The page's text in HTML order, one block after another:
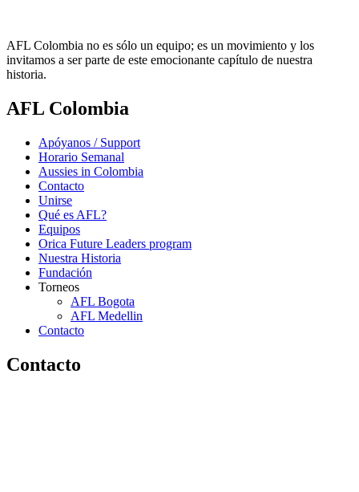
AFL Colombia no es sólo un equipo; es un movimiento y los
invitamos a ser parte de este emocionante capítulo de nuestra
historia.
AFL Colombia
Apóyanos / Support
Horario Semanal
Aussies in Colombia
Contacto
Unirse
Qué es AFL?
Equipos
Orica Future Leaders program
Nuestra Historia
Fundación
Torneos
AFL Bogota
AFL Medellin
Contacto
Contacto